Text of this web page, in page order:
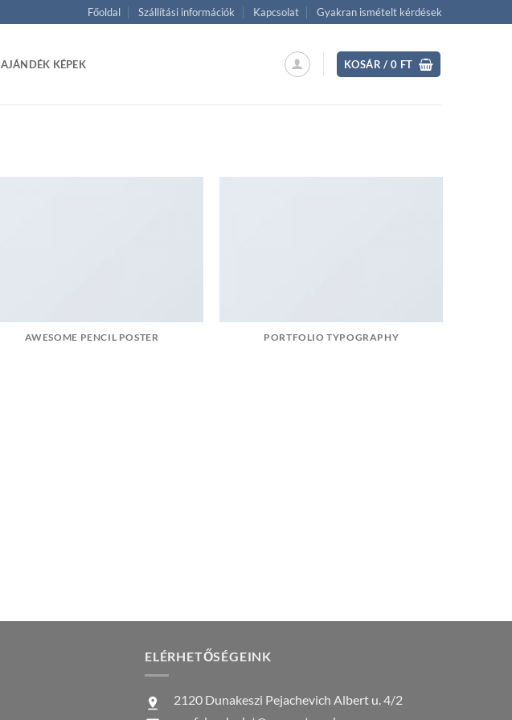
Főoldal Szállítási információk Kapcsolat Gyakran ismételt kérdések
AJÁNDÉK KÉPEK KOSÁR /0 FT
AWESOME PENCIL POSTER PORTFOLIO TYPOGRAPHY
ELÉRHETŐSÉGEINK
2120 Dunakeszi Pejachevich Albert u. 4/2